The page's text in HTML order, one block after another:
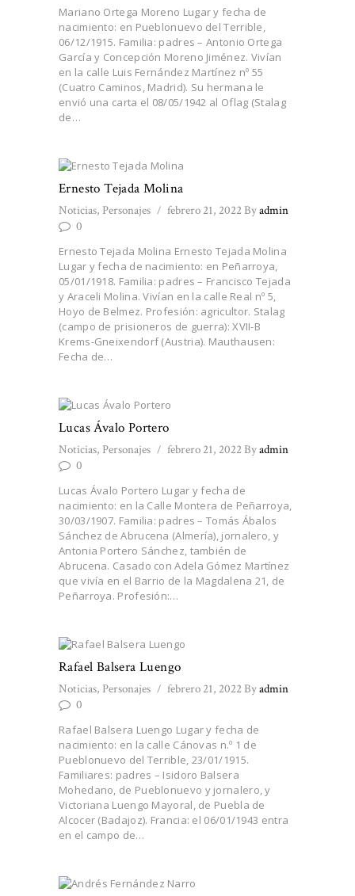
Mariano Ortega Moreno Lugar y fecha de
nacimiento: en Pueblonuevo del Terrible,
06/12/1915. Familia: padres – Antonio Ortega
García y Concepción Moreno Jiménez. Vivían
en la calle Luis Fernández Martínez nº 55
(Cuatro Caminos, Madrid). Su hermana le
envió una carta el 08/05/1942 al Oflag (Stalag
de…
Ernesto Tejada Molina
Noticias, Personajes febrero 21, 2022 Byadmin
0
Ernesto Tejada Molina Ernesto Tejada Molina
Lugar y fecha de nacimiento: en Peñarroya,
05/01/1918. Familia: padres – Francisco Tejada
y Araceli Molina. Vivían en la calle Real nº 5,
Hoyo de Belmez. Profesión: agricultor. Stalag
(campo de prisioneros de guerra): XVII-B
Krems-Gneixendorf (Austria). Mauthausen:
Fecha de…
Lucas Ávalo Portero
Noticias, Personajes febrero 21, 2022 Byadmin
0
Lucas Ávalo Portero Lugar y fecha de
nacimiento: en la Calle Montera de Peñarroya,
30/03/1907. Familia: padres – Tomás Ábalos
Sánchez de Abrucena (Almería), jornalero, y
Antonia Portero Sánchez, también de
Abrucena. Casado con Adela Gómez Martínez
que vivía en el Barrio de la Magdalena 21, de
Peñarroya. Profesión:…
Rafael Balsera Luengo
Noticias, Personajes febrero 21, 2022 Byadmin
0
Rafael Balsera Luengo Lugar y fecha de
nacimiento: en la calle Cánovas n.º 1 de
Pueblonuevo del Terrible, 23/01/1915.
Familiares: padres – Isidoro Balsera
Mohedano, de Pueblonuevo y jornalero, y
Victoriana Luengo Mayoral, de Puebla de
Alcocer (Badajoz). Francia: el 06/01/1943 entra
en el campo de…